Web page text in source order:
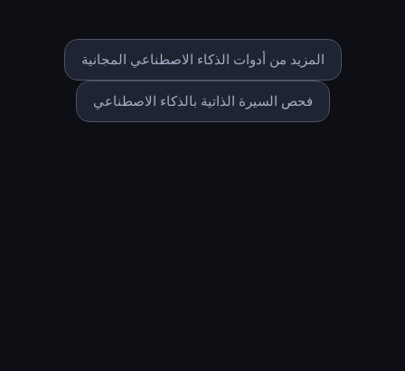
المزيد من أدوات الذكاء الاصطناعي المجانية
فحص السيرة الذاتية بالذكاء الاصطناعي